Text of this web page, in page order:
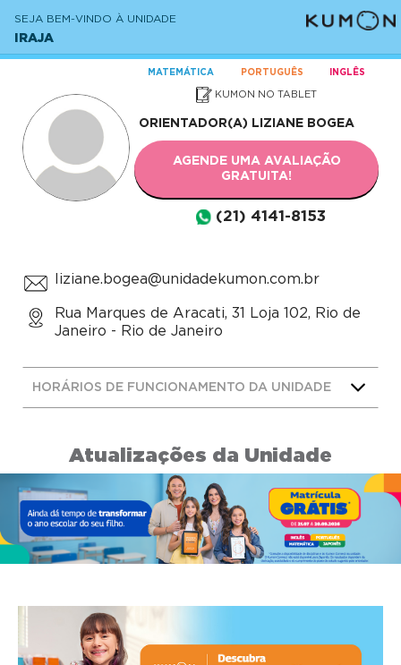
SEJA BEM-VINDO À UNIDADE
IRAJA
MATEMÁTICA PORTUGUÊS INGLÊS
KUMON NO TABLET
ORIENTADOR(A) LIZIANE BOGEA
AGENDE UMA AVALIAÇÃO
GRATUITA!
(21) 4141-8153
liziane.bogea@unidadekumon.com.br
Rua Marques de Aracati, 31 Loja 102, Rio de
Janeiro - Rio de Janeiro
HORÁRIOS DE FUNCIONAMENTO DA UNIDADE
Atualizações da Unidade